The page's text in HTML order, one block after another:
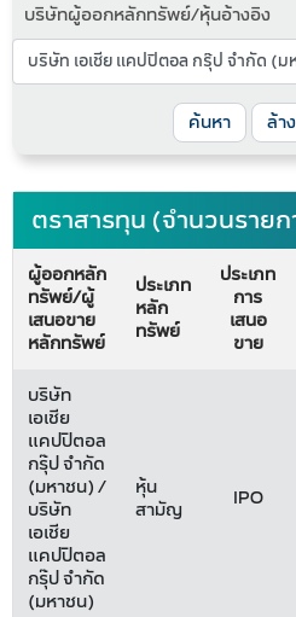
บริษัทผู้ออกหลักทรัพย์/หุ้นอ้างอิง
ค้นหา ล้า
ตราสารทุน (จำนวนราย
ผู้ออกหลัก
ทรัพย์/ผู้
เสนอขาย
หลักทรัพย์
ประเภท
หลัก
ทรัพย์
ประเภท
การ
เสนอ
ขาย
บริษัท
เอเชีย
แคปปิตอล
กรุ๊ป จำกัด
(มหาชน) /
บริษัท
เอเชีย
แคปปิตอล
กรุ๊ป จำกัด
(มหาชน)
หุ้น
สามัญ
IPO